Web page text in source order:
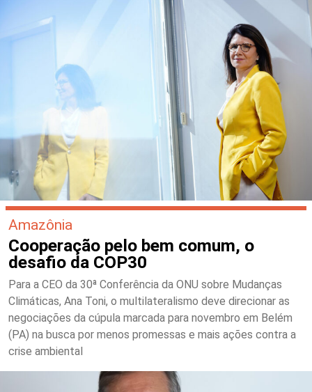
Amazônia
Cooperação pelo bem comum, o
desafio da COP30
Para a CEO da 30ª Conferência da ONU sobre Mudanças
Climáticas, Ana Toni, o multilateralismo deve direcionar as
negociações da cúpula marcada para novembro em Belém
(PA) na busca por menos promessas e mais ações contra a
crise ambiental